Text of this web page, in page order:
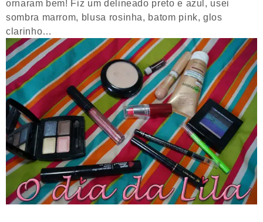
ornaram bem! Fiz um delineado preto e azul, usei
sombra marrom, blusa rosinha, batom pink, glos
clarinho…